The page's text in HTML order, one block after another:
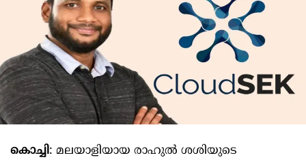
കൊച്ചി: മലയാളിയായ രാഹുല്‍ ശശിയുടെ